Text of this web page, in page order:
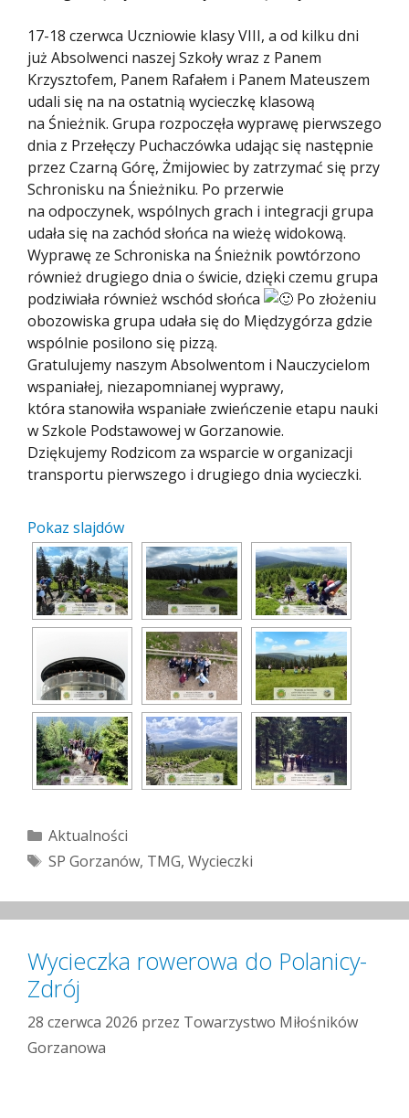
17-18 czerwca Uczniowie klasy VIII, a od kilku dni
już Absolwenci naszej Szkoły wraz z Panem
Krzysztofem, Panem Rafałem i Panem Mateuszem
udali się na na ostatnią wycieczkę klasową
na Śnieżnik. Grupa rozpoczęła wyprawę pierwszego
dnia z Przełęczy Puchaczówka udając się następnie
przez Czarną Górę, Żmijowiec by zatrzymać się przy
Schronisku na Śnieżniku. Po przerwie
na odpoczynek, wspólnych grach i integracji grupa
udała się na zachód słońca na wieżę widokową.
Wyprawę ze Schroniska na Śnieżnik powtórzono
również drugiego dnia o świcie, dzięki czemu grupa
podziwiała również wschód słońca
Po złożeniu
obozowiska grupa udała się do Międzygórza gdzie
wspólnie posilono się pizzą.
Gratulujemy naszym Absolwentom i Nauczycielom
wspaniałej, niezapomnianej wyprawy,
która stanowiła wspaniałe zwieńczenie etapu nauki
w Szkole Podstawowej w Gorzanowie.
Dziękujemy Rodzicom za wsparcie w organizacji
transportu pierwszego i drugiego dnia wycieczki.
Pokaz slajdów
Kategorie
Aktualności
Tagi
SP Gorzanów, TMG, Wycieczki
Wycieczka rowerowa do Polanicy-
Zdrój
28 czerwca 2026 przez Towarzystwo Miłośników
Gorzanowa